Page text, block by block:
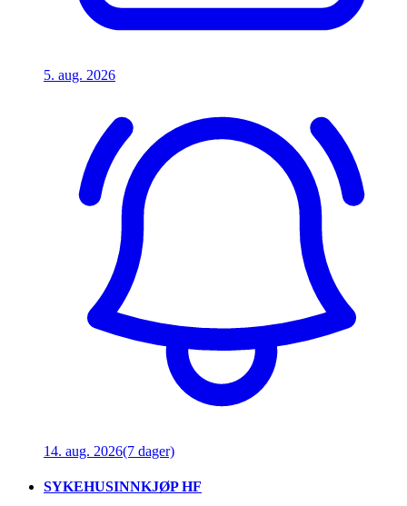
5. aug. 2026
14. aug. 2026(7 dager)
SYKEHUSINNKJØP HF